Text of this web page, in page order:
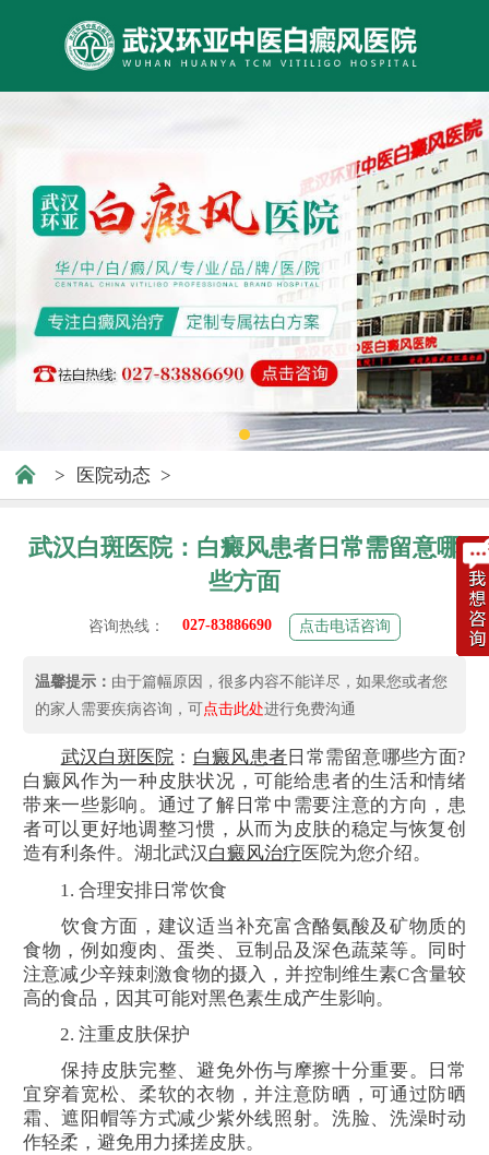
> 医院动态 >
武汉白斑医院：白癜风患者日常需留意哪
些方面
咨询热线： 027-83886690 点击电话咨询
温馨提示： 由于篇幅原因，很多内容不能详尽，如果您或者您
的家人需要疾病咨询，可点击此处进行免费沟通
武汉白斑医院 ： 白癜风患者 日常需留意哪些方面?
白癜风作为一种皮肤状况，可能给患者的生活和情绪
带来一些影响。通过了解日常中需要注意的方向，患
者可以更好地调整习惯，从而为皮肤的稳定与恢复创
造有利条件。湖北武汉白癜风治疗 医院为您介绍。
1. 合理安排日常饮食
饮食方面，建议适当补充富含酪氨酸及矿物质的
食物，例如瘦肉、蛋类、豆制品及深色蔬菜等。同时
注意减少辛辣刺激食物的摄入，并控制维生素C含量较
高的食品，因其可能对黑色素生成产生影响。
2. 注重皮肤保护
保持皮肤完整、避免外伤与摩擦十分重要。日常
宜穿着宽松、柔软的衣物，并注意防晒，可通过防晒
霜、遮阳帽等方式减少紫外线照射。洗脸、洗澡时动
作轻柔，避免用力揉搓皮肤。